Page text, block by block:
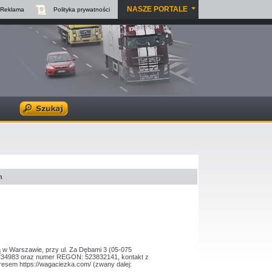
Reklama Polityka prywatności NASZE PORTALE
w Warszawie, przy ul. Za Dębami 3 (05-075
oraz numer REGON: 523832141, kontakt z
https://wagaciezka.com/ (zwany dalej: